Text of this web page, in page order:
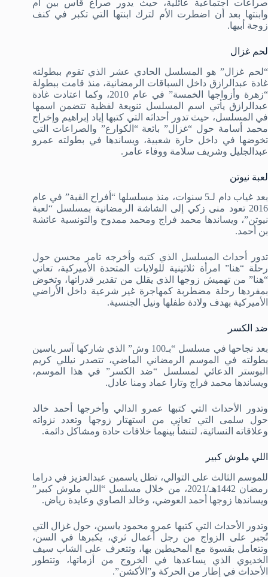
صراعات اجتماعية عائلية، حيث يدور صراع قاس بين أم
وابنتها بعد أن اضطرت الأم لترك ابنتها التي تكبر في كنف
زوجة أبيها.
لحم غزال
“لحم غزال” هو المسلسل الحادي عشر الذي تقوم ببطولته
غادة عبدالرازق داخل السباقات الرمضانية، منذ قامت ببطولة
“زهرة وأزواجها الخمسة” في عام 2010، وكما اعتادت غادة
عبدالرازق يأتي اسم المسلسل تنويعة لفظية تتضمن اسمها
في المسلسل، حيث تدور أحداثه التي كتبها إياد إبراهيم وإخراج
محمد أسامة حول “غزال” بائعة “الكوارع” والصراعات التي
تخوضها في داخل حارة شعبية، ويساندها في بطولته عمرو
عبدالجليل وشريف سلامة ووفاء عامر.
لعبة نيوتن
بعد غياب دام لـ5 سنوات، منذ مسلسلها “أفراح القبة” في عام
2016 تعود منى زكي إلى الشاشة الرمضانية بمسلسل “لعبة
نيوتن”، ويساندها محمد فراج ومحمد ممدوح والتونسية عائشة
بن أحمد.
تدور أحداث المسلسل الذي كتبه وأخرجه تامر محسن حول
رحلة “هنا” امرأة ثلاثينية للولايات المتحدة الأميركية، تعاني
“هنا” من تهميش زوجها الذي يقلل من تقدير قدراتها، وتخوض
بمفردها رحلة مضطربة كمهاجرة غير شرعية داخل الأراضي
الأميركية بهدف ولادة طفلها ونيل الجنسية.
ضد الكسر
بعد نجاحها في مسلسل “بـ100 وش” الذي شاركها آسر ياسين
بطولته في الموسم الرمضاني الماضي، تتصدر نيللي كريم
البوستر الدعائي لمسلسل “ضد الكسر” في هذا الموسم،
ويساندها محمد فراج وتارا عماد ومنا عادل.
وتدور الأحداث التي كتبها عمرو الدالي وأخرجها أحمد خالد
حول سلمى التي تعاني من استهتار زوجها وتعدد نزواته
وعلاقاته النسائية، لتنشأ بينهما خلافات حادة ومشاكل دائمة.
اللي ملوش كبير
للموسم الثالث على التوالي، تطل ياسمين عبدالعزيز في دراما
رمضان 1442هـ/2021، من خلال مسلسل “اللي ملوش كبير”
ويساندها زوجها أحمد العوضي، وخالد الصاوي وعايدة رياض.
وتدور الأحداث التي كتبها عمرو محمود ياسين، حول غزال التي
تُجبر على الزواج من رجل أعمال ثري، يكبرها في السن،
وتتعامل بقسوة مع المحيطين بها، وتتعرف على الشاب سيف
الخديوي الذي يساعدها في الخروج من أزماتها، وتتطور
الأحداث في إطار من الحركة و”الأكشن”.